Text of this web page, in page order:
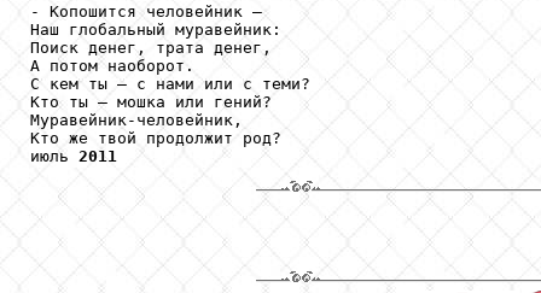
- Копошится человейник –
Наш глобальный муравейник:
Поиск денег, трата денег,
А потом наоборот.
С кем ты – с нами или с теми?
Кто ты – мошка или гений?
Муравейник-человейник,
Кто же твой продолжит род?
июль 2011